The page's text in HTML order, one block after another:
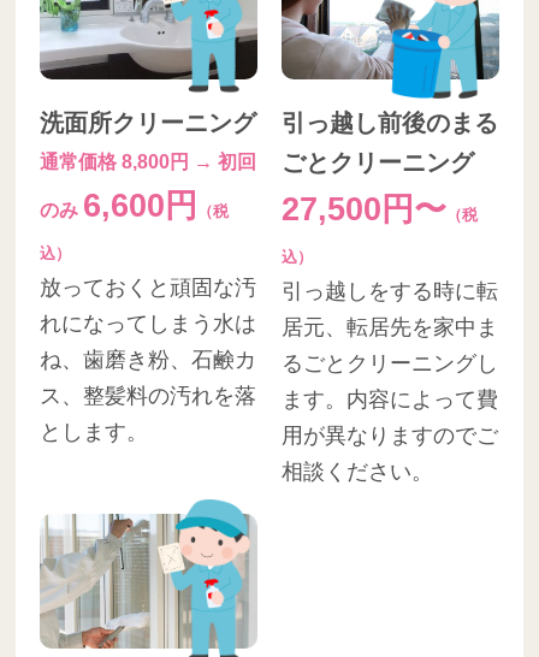
洗面所クリーニング
通常価格 8,800円 → 初回
のみ 6,600円 （税
込）
放っておくと頑固な汚
れになってしまう水は
ね、歯磨き粉、石鹸カ
ス、整髪料の汚れを落
とします。
引っ越し前後のまる
ごとクリーニング
27,500円〜 （税
込）
引っ越しをする時に転
居元、転居先を家中ま
るごとクリーニングし
ます。内容によって費
用が異なりますのでご
相談ください。